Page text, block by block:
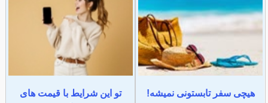
هیچی سفر تابستونی نمیشه!
تو این شرایط با قیمت های